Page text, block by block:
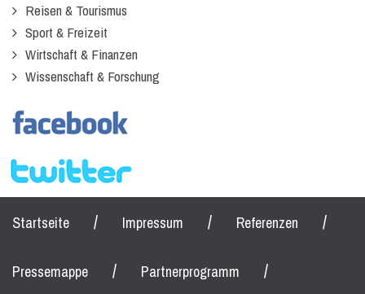
Reisen & Tourismus
Sport & Freizeit
Wirtschaft & Finanzen
Wissenschaft & Forschung
Startseite / Impressum / Referenzen /
Pressemappe / Partnerprogramm /